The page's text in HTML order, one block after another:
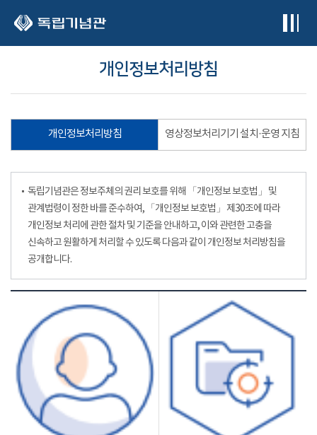
개인정보처리방침
개인정보처리방침 영상정보처리기기 설치·운영 지침
독립기념관은 정보주체의 권리 보호를 위해 「개인정보 보호법」 및
관계법령이 정한 바를 준수하여, 「개인정보 보호법」 제30조에 따라
개인정보 처리에 관한 절차 및 기준을 안내하고, 이와 관련한 고충을
신속하고 원활하게 처리할 수 있도록 다음과 같이 개인정보 처리방침을
공개합니다.